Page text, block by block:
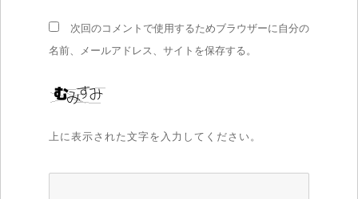
次回のコメントで使用するためブラウザーに自分の
名前、メールアドレス、サイトを保存する。
上に表示された文字を入力してください。